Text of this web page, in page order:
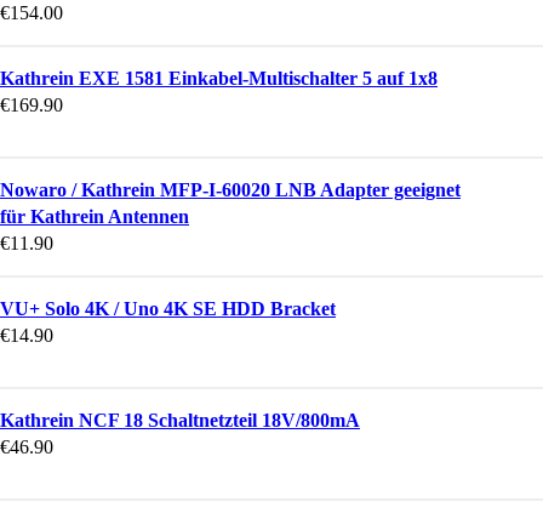
€154.00
Kathrein EXE 1581 Einkabel-Multischalter 5 auf 1x8
€169.90
Nowaro / Kathrein MFP-I-60020 LNB Adapter geeignet
für Kathrein Antennen
€11.90
VU+ Solo 4K / Uno 4K SE HDD Bracket
€14.90
Kathrein NCF 18 Schaltnetzteil 18V/800mA
€46.90